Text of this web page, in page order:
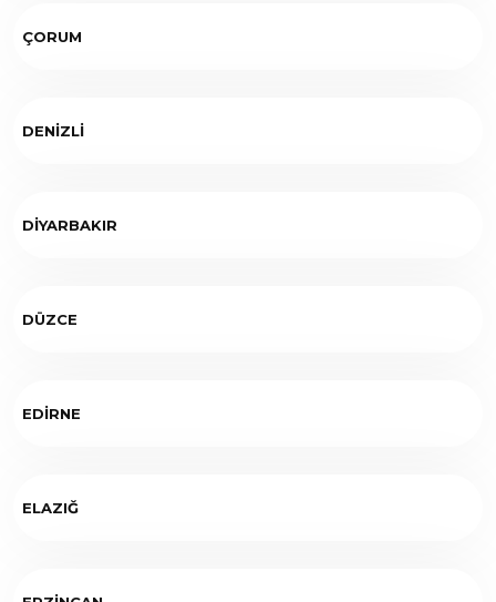
ÇORUM
DENİZLİ
DİYARBAKIR
DÜZCE
EDİRNE
ELAZIĞ